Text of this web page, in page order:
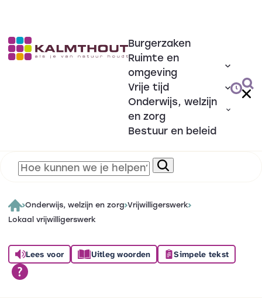
Burgerzaken
Ruimte en
omgeving
Vrije tijd
Onderwijs, welzijn
en zorg
Bestuur en beleid
Onderwijs, welzijn en zorg Vrijwilligerswerk
Lokaal vrijwilligerswerk
Lees voor Uitleg woorden Simpele tekst